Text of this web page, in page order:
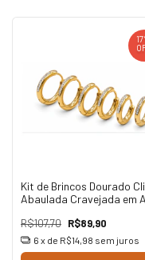
17
Kit de Brincos Dourado
Abaulada Cravejada em
R$107,70 R$89,90
6 x de R$14,98 sem juros